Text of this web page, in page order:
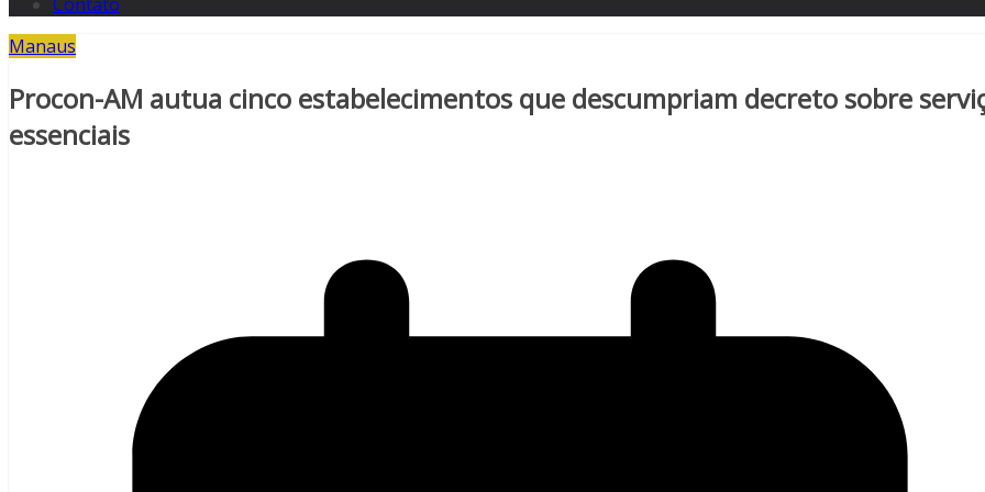
Contato
Manaus
Procon-AM autua cinco estabelecimentos que descumpriam decreto sobre
essenciais